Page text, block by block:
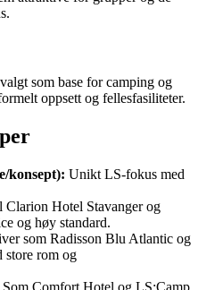
som base for camping og
oppsett og fellesfasiliteter.
konsept): Unikt LS-fokus med
Clarion Hotel Stavanger og
og høy standard.
som Radisson Blu Atlantic og
store rom og